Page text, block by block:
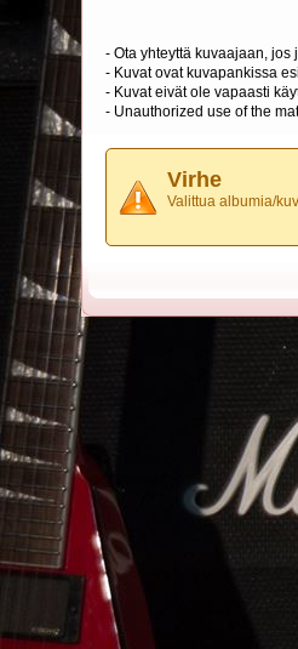
- Ota yhteyttä kuvaajaan,
- Kuvat ovat kuvapankissa
- Kuvat eivät ole vapaasti
- Unauthorized use of the
Virhe
Valittua albumia/